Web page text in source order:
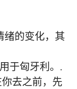
绪的变化，其
于匈牙利。.
你去之前，先